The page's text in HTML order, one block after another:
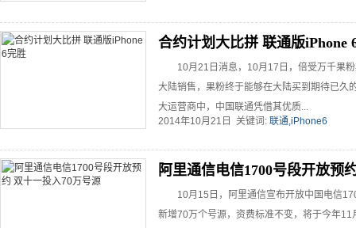
合约计划大比拼 联通版iPhone
10月21日消息，10月17日，倍受万千果
大陆销售，果粉终于能够在大陆买到期待已久
大运营商中，中国联通凭借其优质...
2014年10月21日 关键词: 联通,iPhone6
阿里通信电信1700号段开放预
10月15日，阿里通信宣布开放中国电信
新增70万个号源，资费标准不变，将于今年